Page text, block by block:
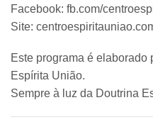
Facebook: fb.com/
Site:
Este programa é elaborado
Espírita União.
Sempre à luz da Doutrina